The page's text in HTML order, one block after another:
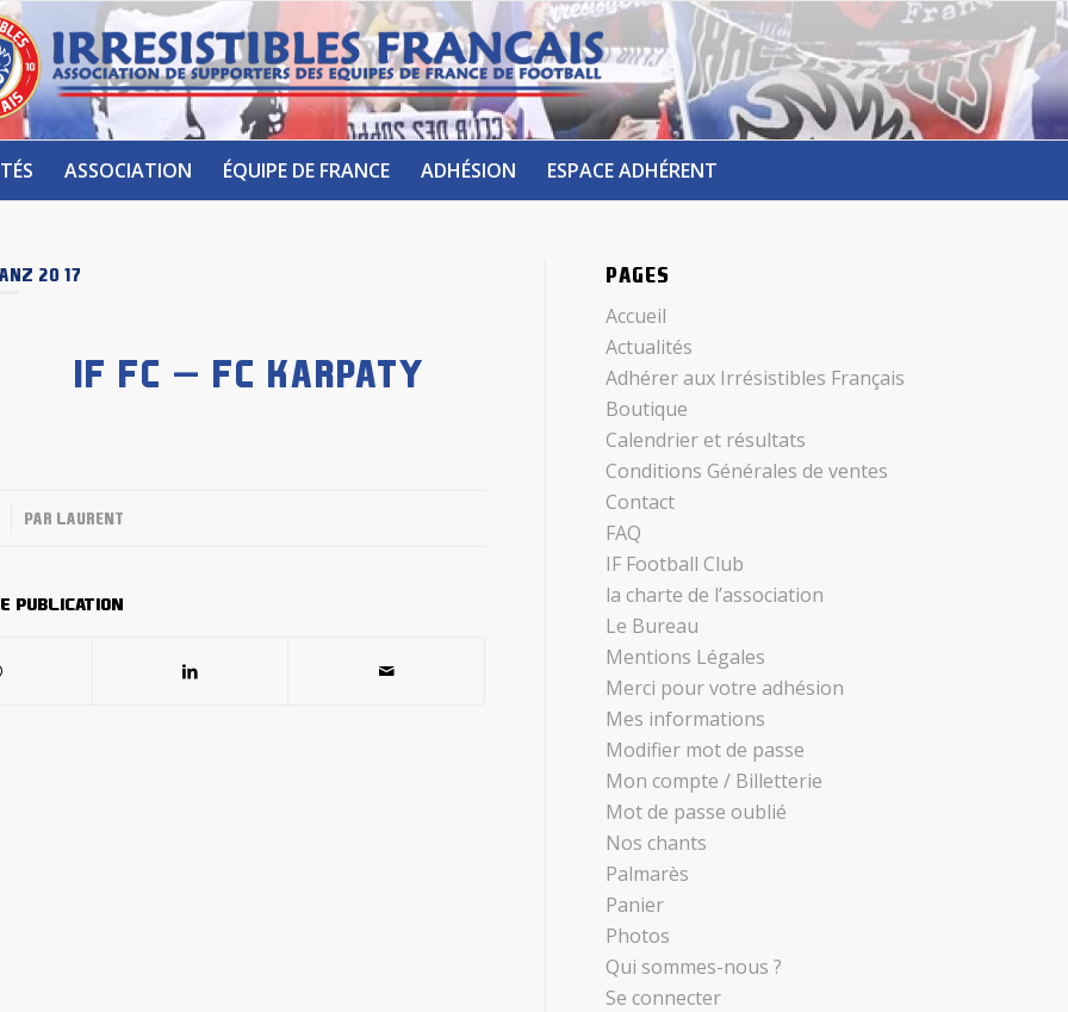
ASSOCIATION ÉQUIPE DE FRANCE ADHÉSION ESPACE ADHÉRENT
2017
IF FC – FC KARPATY
PAR LAURENT
publication
PAGES
Accueil
Actualités
Adhérer aux Irrésistibles Français
Boutique
Calendrier et résultats
Conditions Générales de ventes
Contact
FAQ
IF Football Club
la charte de l’association
Le Bureau
Mentions Légales
Merci pour votre adhésion
Mes informations
Modifier mot de passe
Mon compte / Billetterie
Mot de passe oublié
Nos chants
Palmarès
Panier
Photos
Qui sommes-nous ?
Se connecter